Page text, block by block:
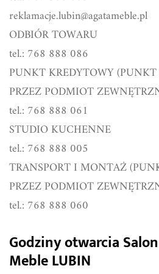
reklamacje.lubin@agatameble.pl
ODBIÓR TOWARU
tel.: 768 888 086
PUNKT KREDYTOWY
PRZEZ PODMIOT
tel.: 768 888 061
STUDIO KUCHENNE
tel.: 768 888 005
TRANSPORT I MONTAŻ
PRZEZ PODMIOT
tel.: 768 888 060
Godziny otwarcia
Meble LUBIN